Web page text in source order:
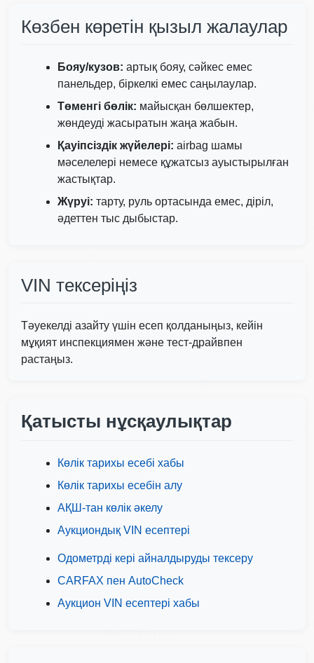
Copart
Autocheck
Copart
IAAI
Manheim
Autocheck
Copart Manheim
Copart
Autocheck
Copart
Көзбен көретін қызыл жалаулар
Бояу/кузов: артық бояу, сәйкес емес
панельдер, біркелкі емес саңылаулар.
Төменгі бөлік: майысқан бөлшектер,
жөндеуді жасыратын жаңа жабын.
Қауіпсіздік жүйелері: airbag шамы
мәселелері немесе құжатсыз ауыстырылған
жастықтар.
Жүруі: тарту, руль ортасында емес, діріл,
әдеттен тыс дыбыстар.
VIN тексеріңіз
Тәуекелді азайту үшін есеп қолданыңыз, кейін
мұқият инспекциямен және тест-драйвпен
растаңыз.
Қатысты нұсқаулықтар
Көлік тарихы есебі хабы
Көлік тарихы есебін алу
АҚШ-тан көлік әкелу
Аукциондық VIN есептері
Одометрді кері айналдыруды тексеру
CARFAX пен AutoCheck
Аукцион VIN есептері хабы